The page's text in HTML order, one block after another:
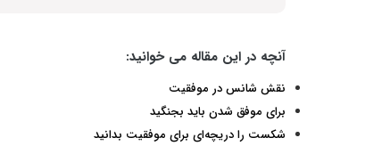
آنچه در این مقاله می خوانید:
نقش شانس در موفقیت
برای موفق شدن باید بجنگید
شکست را دریچه‌ای برای موفقیت بدانید